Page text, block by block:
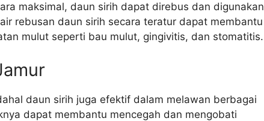
maksimal, daun sirih dapat direbus dan digunakan
rebusan daun sirih secara teratur dapat membantu
mulut seperti bau mulut, gingivitis, dan stomatitis.
daun sirih juga efektif dalam melawan berbagai
dapat membantu mencegah dan mengobati